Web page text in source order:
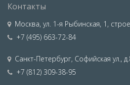
Контакты
Москва, ул. 1-я Рыбинская, 1,
+7 (495) 663-72-84
Санкт-Петербург, Софийская ул.,
+7 (812) 309-38-95